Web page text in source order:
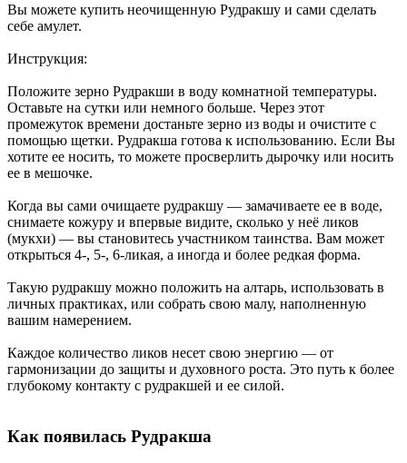
Вы можете купить неочищенную Рудракшу и сами сделать
себе амулет.
Инструкция:
Положите зерно Рудракши в воду комнатной температуры.
Оставьте на сутки или немного больше. Через этот
промежуток времени достаньте зерно из воды и очистите с
помощью щетки. Рудракша готова к использованию. Если Вы
хотите ее носить, то можете просверлить дырочку или носить
ее в мешочке.
Когда вы сами очищаете рудракшу — замачиваете ее в воде,
снимаете кожуру и впервые видите, сколько у неё ликов
(мукхи) — вы становитесь участником таинства. Вам может
открыться 4-, 5-, 6-ликая, а иногда и более редкая форма.
Такую рудракшу можно положить на алтарь, использовать в
личных практиках, или собрать свою малу, наполненную
вашим намерением.
Каждое количество ликов несет свою энергию — от
гармонизации до защиты и духовного роста. Это путь к более
глубокому контакту с рудракшей и ее силой.
Как появилась Рудракша